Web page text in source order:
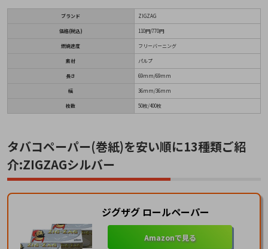
ブランド ZIGZAG
価格(税込) 110円/770円
燃焼速度 フリーバーニング
素材 パルプ
長さ 69mm/69mm
幅 36mm/36mm
枚数 50枚/400枚
タバコペーパー(巻紙)を安い順に13種類ご紹
介:ZIGZAGシルバー
ジグザグ ロールペーパー
Amazonで見る